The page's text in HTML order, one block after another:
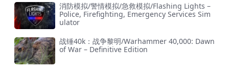
消防模拟/警情模拟/急救模拟/Flashing Lights –
Police, Firefighting, Emergency Services Sim
ulator
战锤40k：战争黎明/Warhammer 40,000: Dawn
of War – Definitive Edition